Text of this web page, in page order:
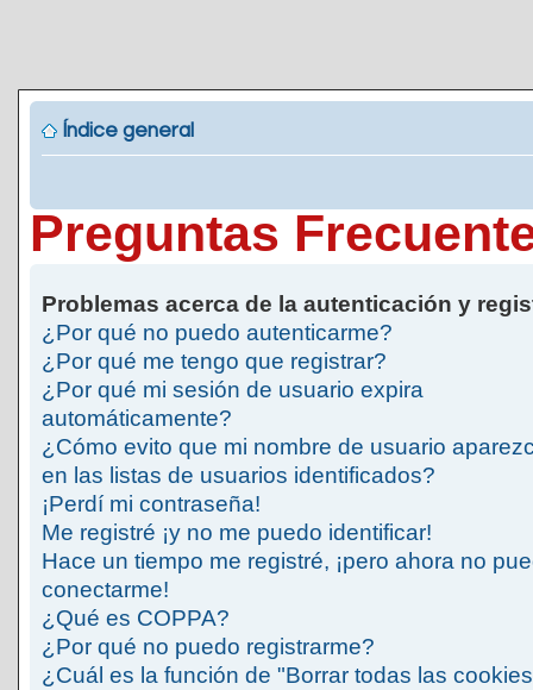
Índice general
Preguntas
Problemas acerca de la autenticación y
¿Por qué no puedo autenticarme?
¿Por qué me tengo que registrar?
¿Por qué mi sesión de usuario expira
automáticamente?
¿Cómo evito que mi nombre de usuario
en las listas de usuarios identificados?
¡Perdí mi contraseña!
Me registré ¡y no me puedo identificar!
Hace un tiempo me registré, ¡pero ahora no
conectarme!
¿Qué es COPPA?
¿Por qué no puedo registrarme?
¿Cuál es la función de "Borrar todas las